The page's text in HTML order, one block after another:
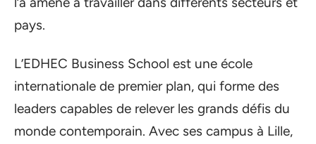
pays.
L’EDHEC Business School est une école
internationale de premier plan, qui forme des
leaders capables de relever les grands défis du
monde contemporain. Avec ses campus à Lille,